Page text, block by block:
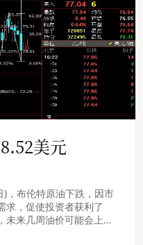
美元
布伦特原油下跌，因市
求，促使投资者获利了
未来几周油价可能会上